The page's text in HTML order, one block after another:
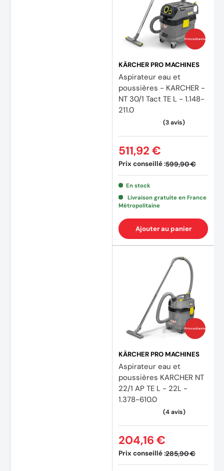
Prix coûtants
KÄRCHER PRO MACHINES
Aspirateur eau et
poussières - KARCHER -
NT 30/1 Tact TE L - 1.148-
211.0
Prix conseillé :599,90 €
511,92 €
En stock
Livraison gratuite en France
Métropolitaine
Ajouter au panier
Prix coûtants
KÄRCHER PRO MACHINES
Aspirateur eau et
poussières KARCHER NT
22/1 AP TE L - 22L -
1.378-610.0
Prix conseillé :285,90 €
204,16 €